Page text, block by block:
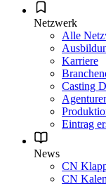
Netzwerk
Alle
Karriere
Casting
Eintrag
News
CN
CN